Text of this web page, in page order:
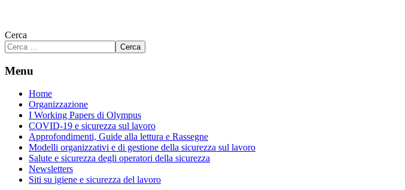
Cerca
Cerca
Menu
Home
Organizzazione
I Working Papers di Olympus
COVID-19 e sicurezza sul lavoro
Approfondimenti, Guide alla lettura e Rassegne
Modelli organizzativi e di gestione della sicurezza sul lavoro
Salute e sicurezza degli operatori della sicurezza
Newsletters
Siti su igiene e sicurezza del lavoro